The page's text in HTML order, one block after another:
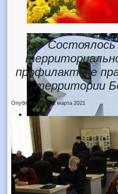
Состоялось
профилактике
территории
Опубликовано: 12 марта 2021